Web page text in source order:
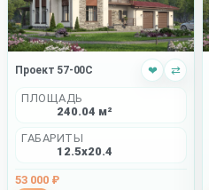
Проект 57-00C ❤ ⇄
ПЛОЩАДЬ
240.04 м²
ГАБАРИТЫ
12.5x20.4
53 000 ₽